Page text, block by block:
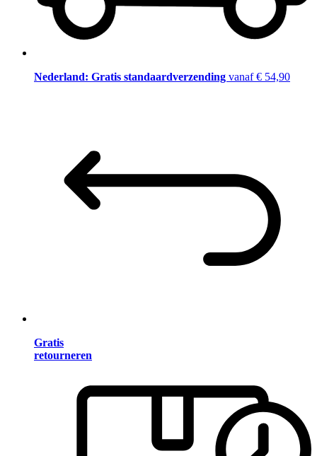
Nederland: Gratis standaardverzending vanaf € 54,90
Gratis
retourneren